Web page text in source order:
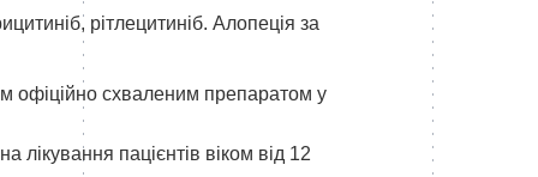
рітлецитиніб. Алопеція за
офіційно схваленим препаратом у
лікування пацієнтів віком від 12